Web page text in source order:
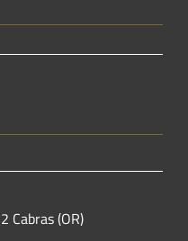
Cabras (OR)